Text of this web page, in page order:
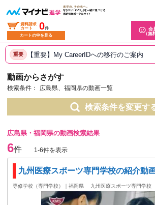
資料請求
カート
0件
カートの中を見る
会
（無
重要 【重要】My CareerIDへの移行のご案内
動画からさがす
検索条件： 広島県、福岡県の動画一覧
検索条件を変更す
広島県・福岡県の動画検索結果
6件 1-6件を表示
九州医療スポーツ専門学校の紹介動
専修学校（専門学校）｜福岡県 九州医療スポーツ専門学校